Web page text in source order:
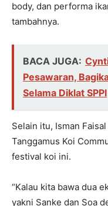
body, dan performa
tambahnya.
BACA JUGA:
Pesawaran,
Selama Diklat SPPI
Selain itu, Isman
Tanggamus Koi
festival koi ini.
“Kalau kita bawa dua
yakni Sanke dan Soa